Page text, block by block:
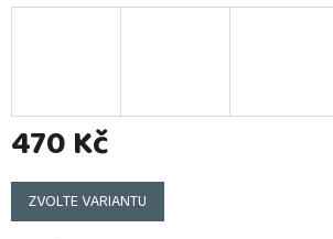
470 Kč
Měrná
cena:
ZVOLTE VARIANTU